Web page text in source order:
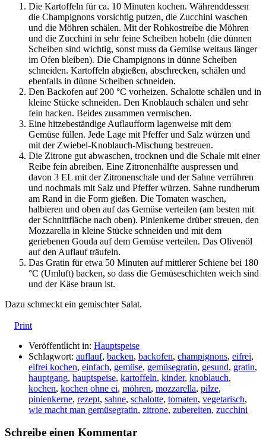
Die Kartoffeln für ca. 10 Minuten kochen. Währenddessen
die Champignons vorsichtig putzen, die Zucchini waschen
und die Möhren schälen. Mit der Rohkostreibe die Möhren
und die Zucchini in sehr feine Scheiben hobeln (die dünnen
Scheiben sind wichtig, sonst muss da Gemüse weitaus länger
im Ofen bleiben). Die Champignons in dünne Scheiben
schneiden. Kartoffeln abgießen, abschrecken, schälen und
ebenfalls in dünne Scheiben schneiden.
Den Backofen auf 200 °C vorheizen. Schalotte schälen und in
kleine Stücke schneiden. Den Knoblauch schälen und sehr
fein hacken. Beides zusammen vermischen.
Eine hitzebeständige Auflaufform lagenweise mit dem
Gemüse füllen. Jede Lage mit Pfeffer und Salz würzen und
mit der Zwiebel-Knoblauch-Mischung bestreuen.
Die Zitrone gut abwaschen, trocknen und die Schale mit einer
Reibe fein abreiben. Eine Zitronenhälfte auspressen und
davon 3 EL mit der Zitronenschale und der Sahne verrühren
und nochmals mit Salz und Pfeffer würzen. Sahne rundherum
am Rand in die Form gießen. Die Tomaten waschen,
halbieren und oben auf das Gemüse verteilen (am besten mit
der Schnittfläche nach oben). Pinienkerne drüber streuen, den
Mozzarella in kleine Stücke schneiden und mit dem
geriebenen Gouda auf dem Gemüse verteilen. Das Olivenöl
auf den Auflauf träufeln.
Das Gratin für etwa 50 Minuten auf mittlerer Schiene bei 180
°C (Umluft) backen, so dass die Gemüseschichten weich sind
und der Käse braun ist.
Dazu schmeckt ein gemischter Salat.
Print
Veröffentlicht in: Hauptspeise
Schlagwort: auflauf, backen, backofen, champignons, eifrei,
eifrei kochen, einfach, gemüse, gemüsegratin, gesund, gratin,
hauptgang, hauptspeise, kartoffeln, kinder, knoblauch,
kochen, kochen ohne ei, möhren, mozzarella, pilze,
pinienkerne, rezept, sahne, schalotte, tomaten, vegetarisch,
wie macht man gemüsegratin, zitrone, zubereiten, zucchini
Schreibe einen Kommentar